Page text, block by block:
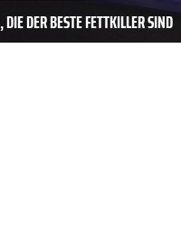
DER BESTE FETTKILLER SIND